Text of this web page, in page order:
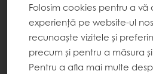
Folosim cookies pentru a
experiență pe website-ul
recunoaște vizitele și
precum și pentru a măsura
Pentru a afla mai multe